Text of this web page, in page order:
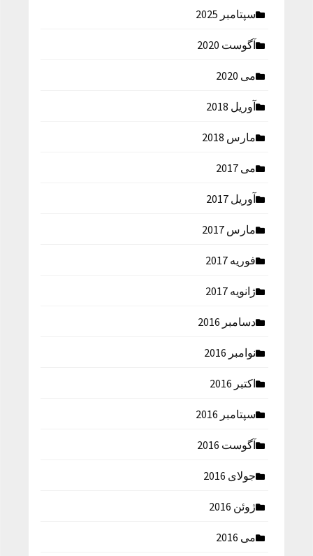
سپتامبر 2025
آگوست 2020
می 2020
آوریل 2018
مارس 2018
می 2017
آوریل 2017
مارس 2017
فوریه 2017
ژانویه 2017
دسامبر 2016
نوامبر 2016
اکتبر 2016
سپتامبر 2016
آگوست 2016
جولای 2016
ژوئن 2016
می 2016